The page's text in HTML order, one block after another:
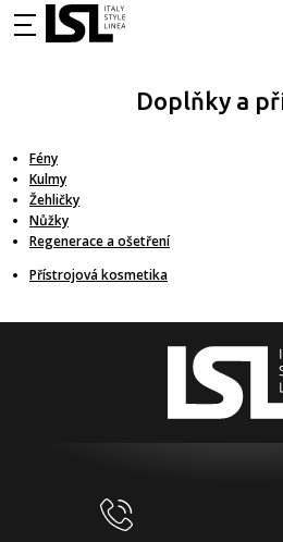
Doplňky a
Fény
Kulmy
Žehličky
Nůžky
Regenerace a ošetření
Přístrojová kosmetika